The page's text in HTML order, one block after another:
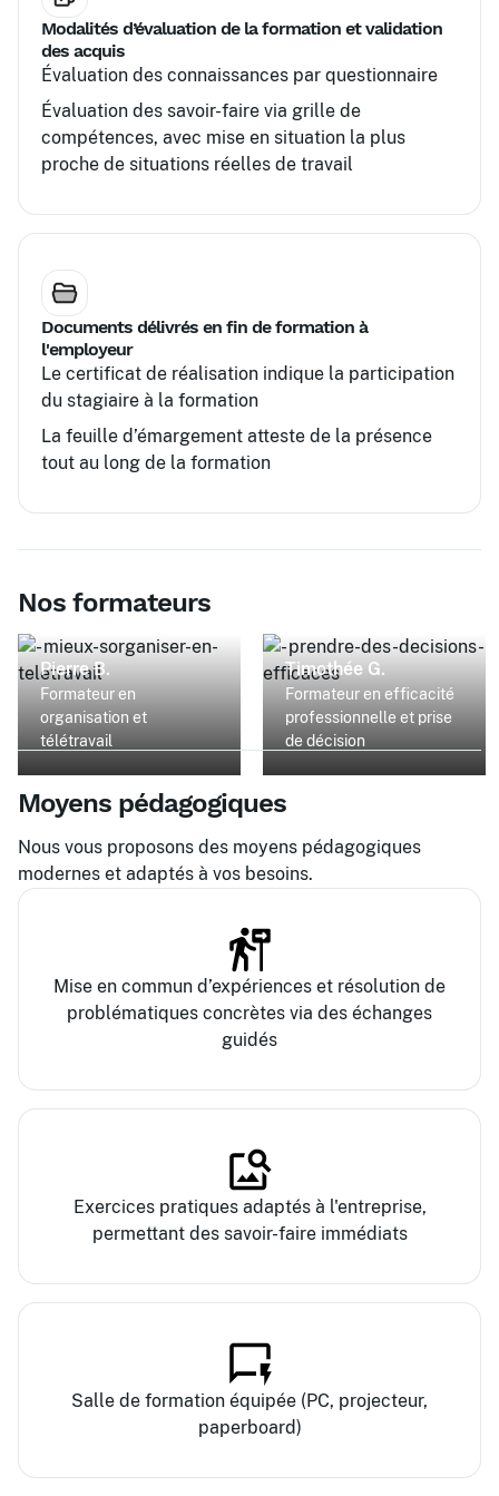
Modalités d’évaluation de la formation et validation
des acquis
Évaluation des connaissances par questionnaire
Évaluation des savoir-faire via grille de
compétences, avec mise en situation la plus
proche de situations réelles de travail
Documents délivrés en fin de formation à
l'employeur
Le certificat de réalisation indique la participation
du stagiaire à la formation
La feuille d’émargement atteste de la présence
tout au long de la formation
Nos formateurs
Pierre B.
Formateur en
organisation et
télétravail
Timothée G.
Formateur en efficacité
professionnelle et prise
de décision
Moyens pédagogiques
Nous vous proposons des moyens pédagogiques
modernes et adaptés à vos besoins.
Mise en commun d’expériences et résolution de
problématiques concrètes via des échanges
guidés
Exercices pratiques adaptés à l'entreprise,
permettant des savoir-faire immédiats
Salle de formation équipée (PC, projecteur,
paperboard)